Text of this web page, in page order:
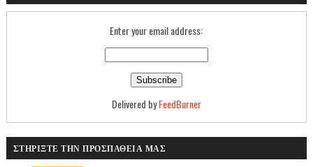
Enter your email address:
Delivered byFeedBurner
ΣΤΗΡΙΞΤΕ ΤΗΝ ΠΡΟΣΠΑΘΕΙΑ ΜΑΣ